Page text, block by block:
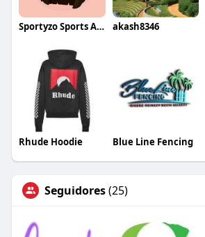
Sportyzo Sports Academy akash8346
Rhude Hoodie Blue Line Fencing
Seguidores(25)